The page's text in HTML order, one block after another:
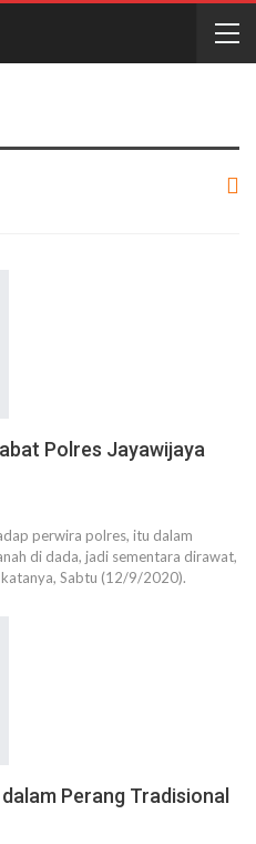
Polres Jayawijaya
perwira polres, itu dalam
di dada, jadi sementara dirawat,
Sabtu (12/9/2020).
Perang Tradisional